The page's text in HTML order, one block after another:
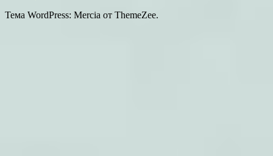
Тема WordPress: Mercia от ThemeZee.